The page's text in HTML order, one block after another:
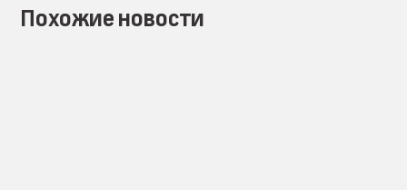
Похожие новости